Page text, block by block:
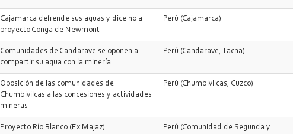
Cajamarca defiende sus aguas y dice no a
proyecto Conga de Newmont
Perú (Cajamarca)
Comunidades de Candarave se oponen a
compartir su agua con la minería
Perú (Candarave, Tacna)
Oposición de las comunidades de
Chumbivilcas a las concesiones y actividades
mineras
Perú (Chumbivilcas, Cuzco)
Proyecto Río Blanco (Ex Majaz)
Perú (Comunidad de Segunda y